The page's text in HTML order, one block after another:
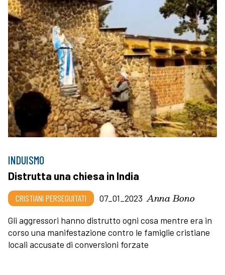
INDUISMO
Distrutta una chiesa in India
CRISTIANI PERSEGUITATI 07_01_2023 Anna Bono
Gli aggressori hanno distrutto ogni cosa mentre era in
corso una manifestazione contro le famiglie cristiane
locali accusate di conversioni forzate